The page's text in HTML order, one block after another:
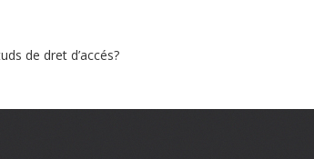
de dret d’accés?